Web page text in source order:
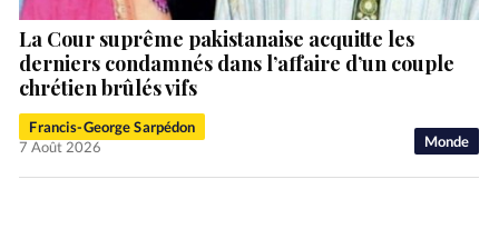
Monde
La Cour suprême pakistanaise acquitte les
derniers condamnés dans l’affaire d’un couple
chrétien brûlés vifs
Francis-George Sarpédon
7 Août 2026